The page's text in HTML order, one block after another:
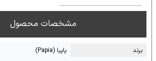
مشخصات محصول
برند پاپیا (Papia)